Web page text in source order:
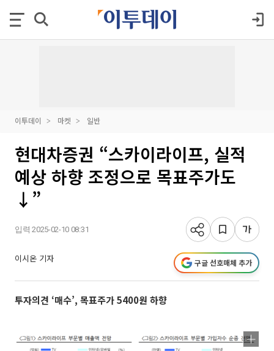
이투데이 마켓 일반
현대차증권 “스카이라이프, 실적
예상 하향 조정으로 목표주가도
↓”
입력 2025-02-10 08:31
이시온 기자 구글 선호매체 추가
투자의견 ‘매수’, 목표주가 5400원 하향